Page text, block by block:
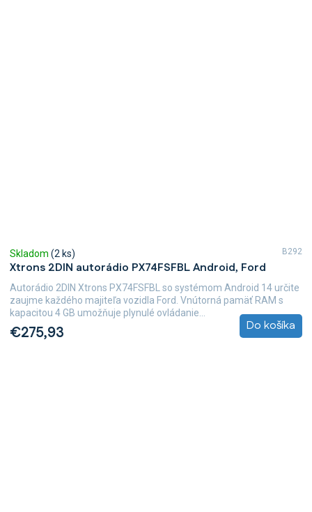
Xtrons 2DIN autorádio PX74FSFBL Android, Ford
Skladom (2 ks)
€275,93 Do košíka
Autorádio 2DIN Xtrons PX74FSFBL so systémom Android 14 určite
zaujme každého majiteľa vozidla Ford. Vnútorná pamäť RAM s
kapacitou 4 GB umožňuje plynulé ovládanie...
B292